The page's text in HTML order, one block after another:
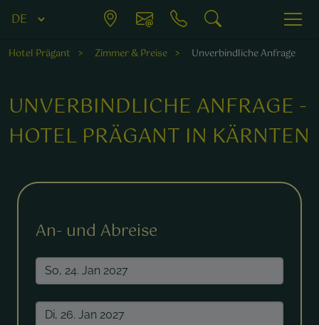
Hotel Prägant Zimmer & Preise Unverbindliche Anfrage
UNVERBINDLICHE ANFRAGE -
HOTEL PRÄGANT IN KÄRNTEN
An- und Abreise